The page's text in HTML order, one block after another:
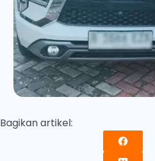
Bagikan artikel: